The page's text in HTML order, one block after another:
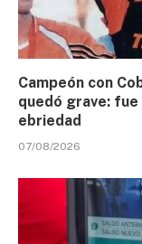
Campeón con
quedó grave:
ebriedad
07/08/2026